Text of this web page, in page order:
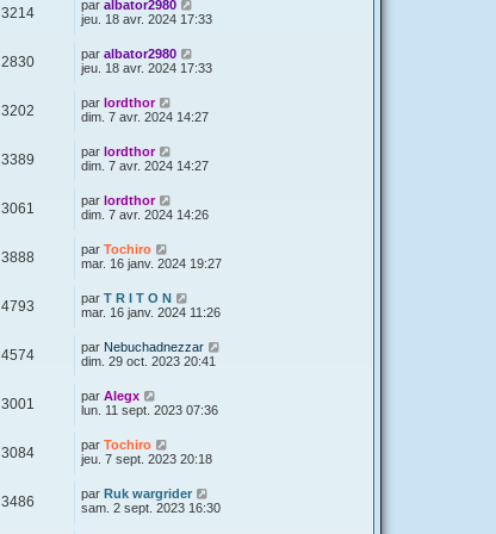
3214 par albator2980
jeu. 18 avr. 2024 17:33
2830 par albator2980
jeu. 18 avr. 2024 17:33
3202 par lordthor
dim. 7 avr. 2024 14:27
3389 par lordthor
dim. 7 avr. 2024 14:27
3061 par lordthor
dim. 7 avr. 2024 14:26
3888 par Tochiro
mar. 16 janv. 2024 19:27
4793 par T R I T O N
mar. 16 janv. 2024 11:26
4574 par Nebuchadnezzar
dim. 29 oct. 2023 20:41
3001 par Alegx
lun. 11 sept. 2023 07:36
3084 par Tochiro
jeu. 7 sept. 2023 20:18
3486 par Ruk wargrider
sam. 2 sept. 2023 16:30